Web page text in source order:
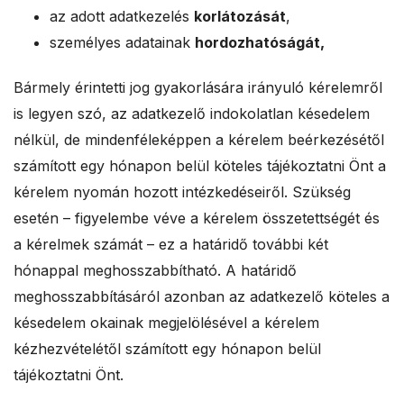
az adott adatkezelés korlátozását,
személyes adatainak hordozhatóságát,
Bármely érintetti jog gyakorlására irányuló kérelemről
is legyen szó, az adatkezelő indokolatlan késedelem
nélkül, de mindenféleképpen a kérelem beérkezésétől
számított egy hónapon belül köteles tájékoztatni Önt a
kérelem nyomán hozott intézkedéseiről. Szükség
esetén – figyelembe véve a kérelem összetettségét és
a kérelmek számát – ez a határidő további két
hónappal meghosszabbítható. A határidő
meghosszabbításáról azonban az adatkezelő köteles a
késedelem okainak megjelölésével a kérelem
kézhezvételétől számított egy hónapon belül
tájékoztatni Önt.